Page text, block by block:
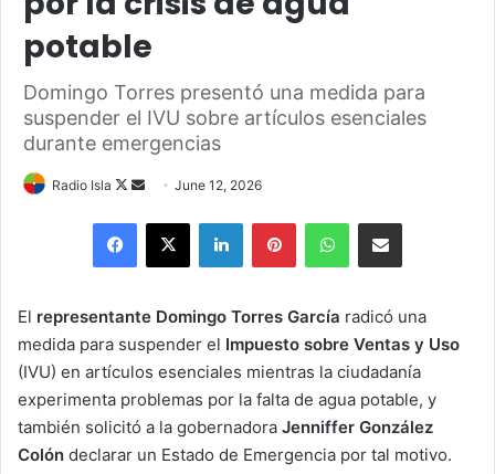
potable
Domingo Torres presentó una medida para
suspender el IVU sobre artículos esenciales
durante emergencias
Radio Isla
Follow
Send
email
June 12, 2026
Facebook
X LinkedInPinterestWhatsAppShare via Email
El representante Domingo Torres García radicó una
medida para suspender el Impuesto sobre Ventas y Uso
(IVU) en artículos esenciales mientras la ciudadanía
experimenta problemas por la falta de agua potable, y
también solicitó a la gobernadora Jenniffer González
Colón declarar un Estado de Emergencia por tal motivo.